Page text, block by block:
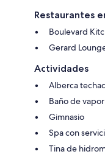
Restaurantes
Boulevard
Gerard
Actividades
Alberca
Baño de vapor
Gimnasio
Spa con
Tina de